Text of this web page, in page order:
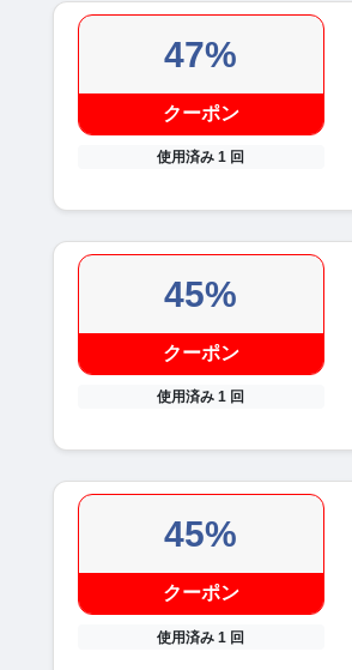
47%
クーポン
使用済み 1 回
45%
クーポン
使用済み 1 回
45%
クーポン
使用済み 1 回